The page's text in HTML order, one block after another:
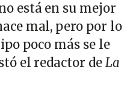
está en su mejor
mal, pero por lo
poco más se le
el redactor deLa